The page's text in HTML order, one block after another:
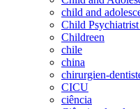
child and
Child Psychiatrist
Childreen
chile
china
chirurgien-
CICU
ciência